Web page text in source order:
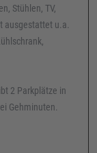
Stühlen, TV,
ausgestattet u.a.
2 Parkplätze in
Gehminuten.